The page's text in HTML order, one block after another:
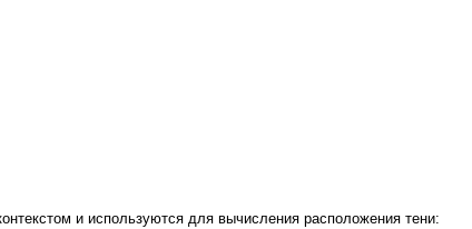
и используются для вычисления расположения тени: